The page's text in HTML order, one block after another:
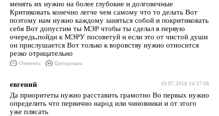
менять их нужно на более глубокие и долговечные
Критиковать конечно легче чем самому что то делать Вот
поэтому нам нужно каждому заняться собой и покритиковать
себя Вот допустим ты МЭР чтобы ты сделал в первую
очередь,пойди к МЭРУ посоветуй и если это от чистой души
он прислушается Вот только к воровству нужно относится
резко отрицательно
Ответить Цитировать
10.07.2016 14:37:08
евгений
Да приоритеты нужно расставить грамотно Во первых нужно
определить что первично народ или чиновники и от этого
уже плясать